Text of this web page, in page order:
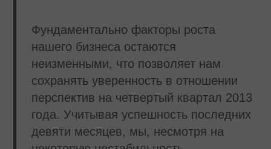
Фундаментально факторы роста
нашего бизнеса остаются
неизменными, что позволяет нам
сохранять уверенность в отношении
перспектив на четвертый квартал 2013
года. Учитывая успешность последних
девяти месяцев, мы, несмотря на